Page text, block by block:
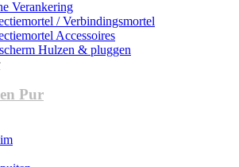
Verankering
/ Verbindingsmortel
Accessoires
Hulzen & pluggen
Pur